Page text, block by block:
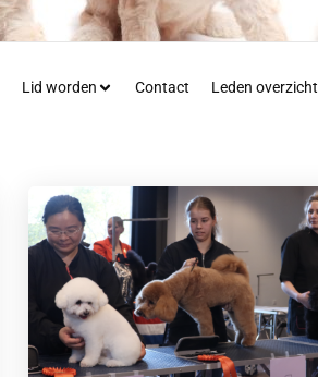
Lid worden Contact Leden overzicht